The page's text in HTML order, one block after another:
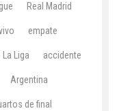
Real Madrid
empate
La Liga accidente
Argentina
de final